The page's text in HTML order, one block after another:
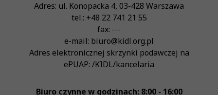
Adres: ul. Konopacka 4, 03-428 Warszawa
tel.: +48 22 741 21 55
fax: ---
e-mail: biuro@kidl.org.pl
Adres elektronicznej skrzynki podawczej na
ePUAP: /KIDL/kancelaria
Biuro czynne w godzinach: 8:00 - 16:00